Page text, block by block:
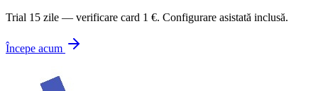
Trial 15 zile — verificare card 1 €. Configurare asistată inclusă.
Începe acum